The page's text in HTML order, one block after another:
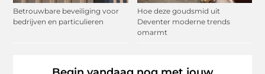
Betrouwbare beveiliging voor
bedrijven en particulieren
Hoe deze goudsmid uit
Deventer moderne trends
omarmt